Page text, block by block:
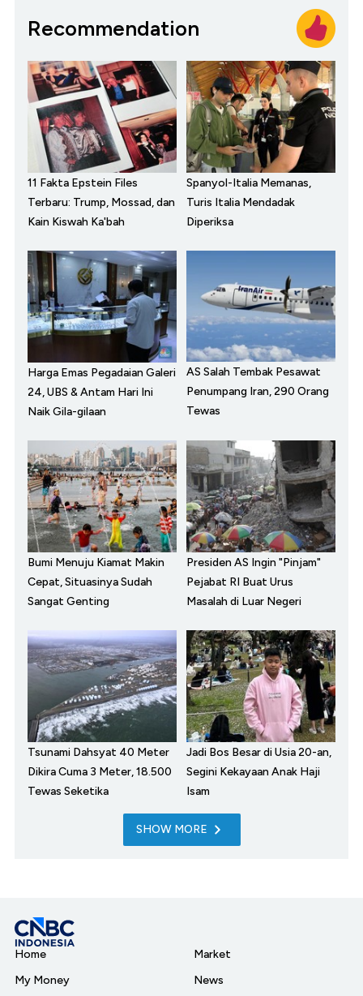
Recommendation
11 Fakta Epstein Files
Terbaru: Trump, Mossad, dan
Kain Kiswah Ka'bah
Spanyol-Italia Memanas,
Turis Italia Mendadak
Diperiksa
Harga Emas Pegadaian Galeri
24, UBS & Antam Hari Ini
Naik Gila-gilaan
AS Salah Tembak Pesawat
Penumpang Iran, 290 Orang
Tewas
Bumi Menuju Kiamat Makin
Cepat, Situasinya Sudah
Sangat Genting
Presiden AS Ingin "Pinjam"
Pejabat RI Buat Urus
Masalah di Luar Negeri
Tsunami Dahsyat 40 Meter
Dikira Cuma 3 Meter, 18.500
Tewas Seketika
Jadi Bos Besar di Usia 20-an,
Segini Kekayaan Anak Haji
Isam
SHOW MORE
Home
My Money
Market
News